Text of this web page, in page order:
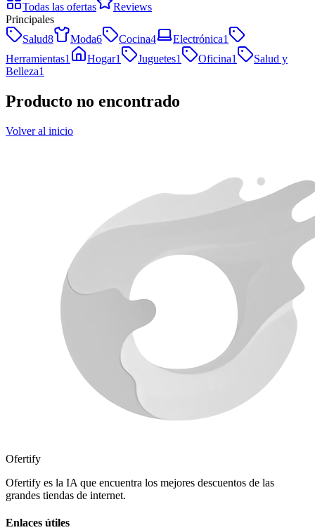
Todas las ofertas
Reviews
Principales
Salud8 Moda6 Cocina4 Electrónica1
Herramientas1 Hogar1 Juguetes1 Oficina1
Salud y
Belleza1
Producto no encontrado
Volver al inicio
Ofertify
Ofertify es la IA que encuentra los mejores descuentos de las
grandes tiendas de internet.
Enlaces útiles